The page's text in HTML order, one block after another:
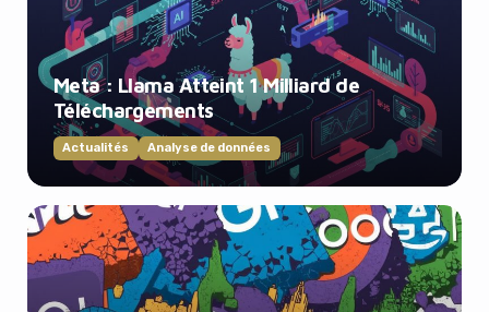
Meta : Llama Atteint 1 Milliard de
Téléchargements
Actualités Analyse de données